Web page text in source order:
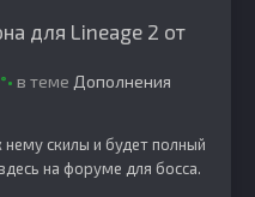
для Lineage 2 от
в теме Дополнения
скилы и будет полный
на форуме для босса.